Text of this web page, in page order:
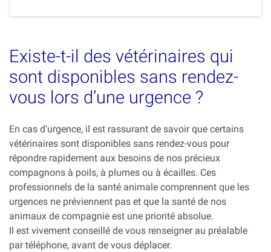
Existe-t-il des vétérinaires qui
sont disponibles sans rendez-
vous lors d’une urgence ?
En cas d'urgence, il est rassurant de savoir que certains
vétérinaires sont disponibles sans rendez-vous pour
répondre rapidement aux besoins de nos précieux
compagnons à poils, à plumes ou à écailles. Ces
professionnels de la santé animale comprennent que les
urgences ne préviennent pas et que la santé de nos
animaux de compagnie est une priorité absolue.
Il est vivement conseillé de vous renseigner au préalable
par téléphone, avant de vous déplacer.